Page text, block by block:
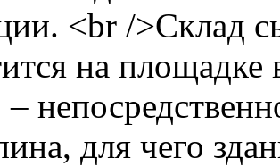
<br />Склад
на площадке
–
для чего